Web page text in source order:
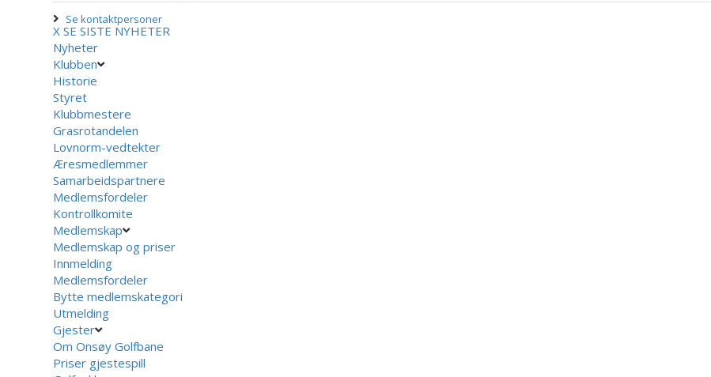
Se kontaktpersoner
X SE SISTE NYHETER
Nyheter
Klubben
Historie
Styret
Klubbmestere
Grasrotandelen
Lovnorm-vedtekter
Æresmedlemmer
Samarbeidspartnere
Medlemsfordeler
Kontrollkomite
Medlemskap
Medlemskap og priser
Innmelding
Medlemsfordeler
Bytte medlemskategori
Utmelding
Gjester
Om Onsøy Golfbane
Priser gjestespill